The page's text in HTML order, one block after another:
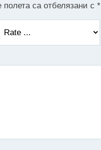
са отбелязани с *